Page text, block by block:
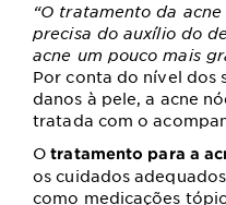
“O tratamento da
precisa do auxílio do
acne um pouco mais
Por conta do nível dos
danos à pele, a acne
tratada com o
Otratamento para a
os cuidados
como medicações